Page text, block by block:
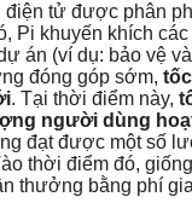
điện tử được phân
Pi khuyến khích
án (ví dụ: bảo vệ
đóng góp sớm,
. Tại thời điểm này,
người dùng
đạt được một số
thời điểm đó,
thưởng bằng phí